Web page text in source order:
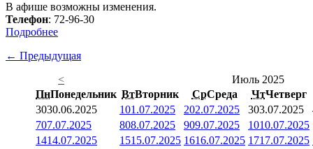
В афише возможны изменения.
Телефон: 72-96-30
Подробнее
← Предыдущая
<
Июль 2025
ПнПонедельник ВтВторник СрСреда ЧтЧетверг
3030.06.2025 101.07.2025 202.07.2025 303.07.2025
707.07.2025 808.07.2025 909.07.2025 1010.07.2025
1414.07.2025 1515.07.2025 1616.07.2025 1717.07.2025